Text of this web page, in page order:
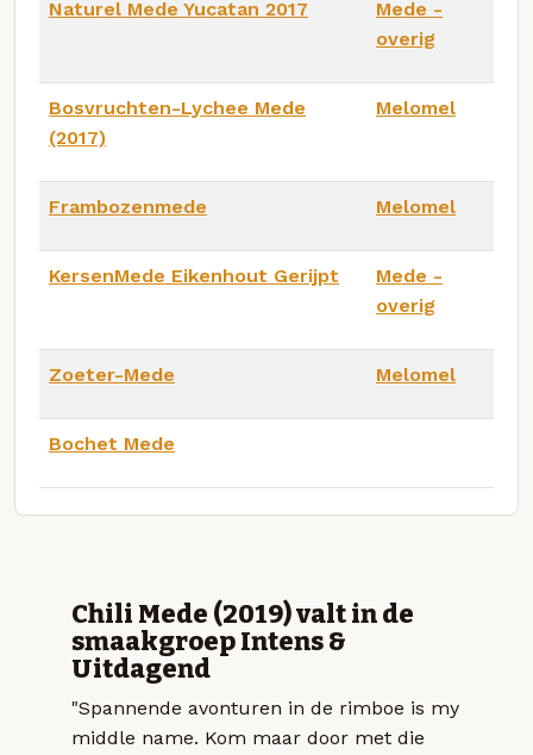
Naturel Mede Yucatan 2017
Mede -
overig
Bosvruchten-Lychee Mede
(2017)
Melomel
Frambozenmede Melomel
KersenMede Eikenhout Gerijpt
Mede -
overig
Zoeter-Mede Melomel
Bochet Mede
Chili Mede (2019) valt in de
smaakgroep Intens &
Uitdagend
"Spannende avonturen in de rimboe is my
middle name. Kom maar door met die